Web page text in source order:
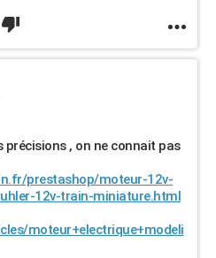
précisions , on ne connait pas
prestashop/moteur-12v-
12v-train-miniature.html
moteur+electrique+modeli